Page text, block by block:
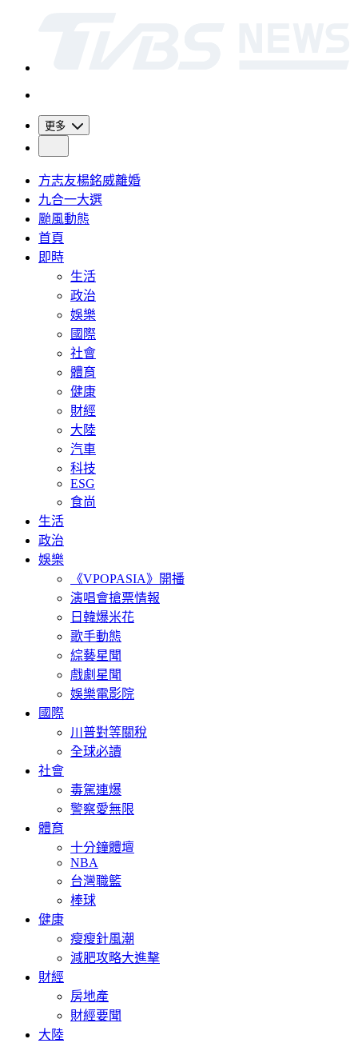
更多
方志友楊銘威離婚
九合一大選
颱風動態
首頁
即時
生活
政治
娛樂
國際
社會
體育
健康
財經
大陸
汽車
科技
ESG
食尚
生活
政治
娛樂
《VPOPASIA》開播
演唱會搶票情報
日韓爆米花
歌手動態
綜藝星聞
戲劇星聞
娛樂電影院
國際
川普對等關稅
全球必讀
社會
毒駕連爆
警察愛無限
體育
十分鐘體壇
NBA
台灣職籃
棒球
健康
瘦瘦針風潮
減肥攻略大進擊
財經
房地產
財經要聞
大陸